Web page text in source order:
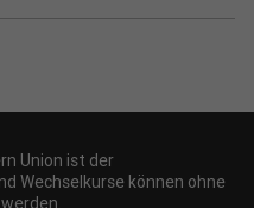
Union ist der
Wechselkurse können ohne